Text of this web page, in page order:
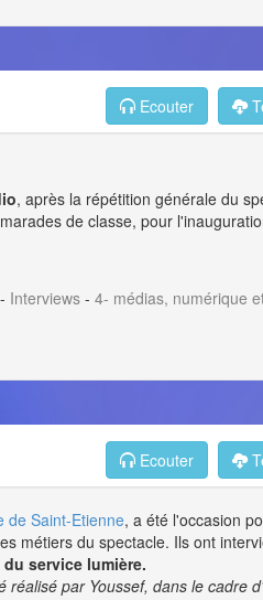
Ecouter
, après la répétition générale du
de classe, pour
- Interviews -4- médias, numérique
Ecouter
de Saint-Etienne, a été l'occasion
métiers du spectacle. Ils ont
service lumière.
réalisé par Youssef, dans le cadre